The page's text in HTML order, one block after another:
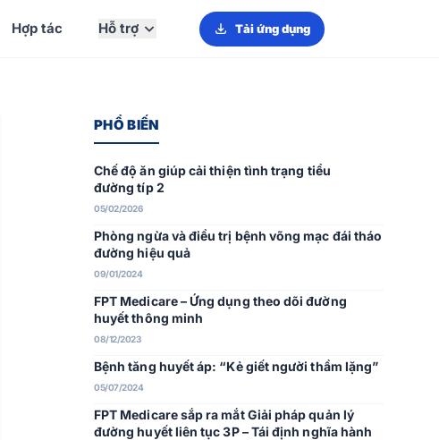
Hợp tác Hỗ trợ Tải ứng dụng
PHỔ BIẾN
Chế độ ăn giúp cải thiện tình trạng tiểu
đường típ 2
05/02/2026
Phòng ngừa và điều trị bệnh võng mạc đái tháo
đường hiệu quả
09/01/2024
FPT Medicare – Ứng dụng theo dõi đường
huyết thông minh
08/12/2023
Bệnh tăng huyết áp: “Kẻ giết người thầm lặng”
05/07/2024
FPT Medicare sắp ra mắt Giải pháp quản lý
đường huyết liên tục 3P – Tái định nghĩa hành